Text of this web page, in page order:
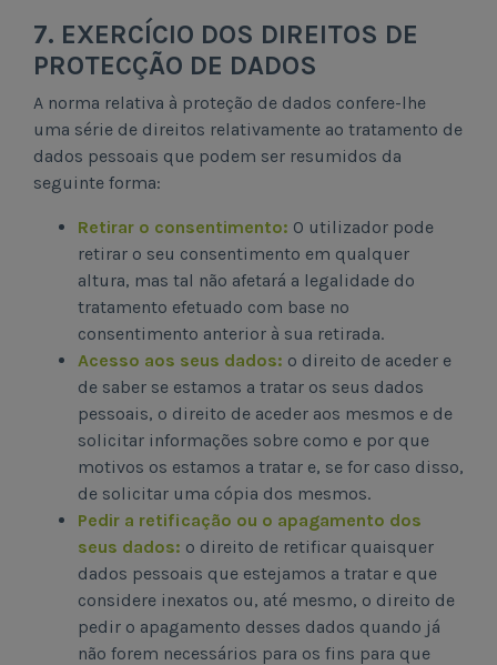
7. EXERCÍCIO DOS DIREITOS DE
PROTECÇÃO DE DADOS
A norma relativa à proteção de dados confere-lhe
uma série de direitos relativamente ao tratamento de
dados pessoais que podem ser resumidos da
seguinte forma:
Retirar o consentimento: O utilizador pode
retirar o seu consentimento em qualquer
altura, mas tal não afetará a legalidade do
tratamento efetuado com base no
consentimento anterior à sua retirada.
Acesso aos seus dados: o direito de aceder e
de saber se estamos a tratar os seus dados
pessoais, o direito de aceder aos mesmos e de
solicitar informações sobre como e por que
motivos os estamos a tratar e, se for caso disso,
de solicitar uma cópia dos mesmos.
Pedir a retificação ou o apagamento dos
seus dados: o direito de retificar quaisquer
dados pessoais que estejamos a tratar e que
considere inexatos ou, até mesmo, o direito de
pedir o apagamento desses dados quando já
não forem necessários para os fins para que